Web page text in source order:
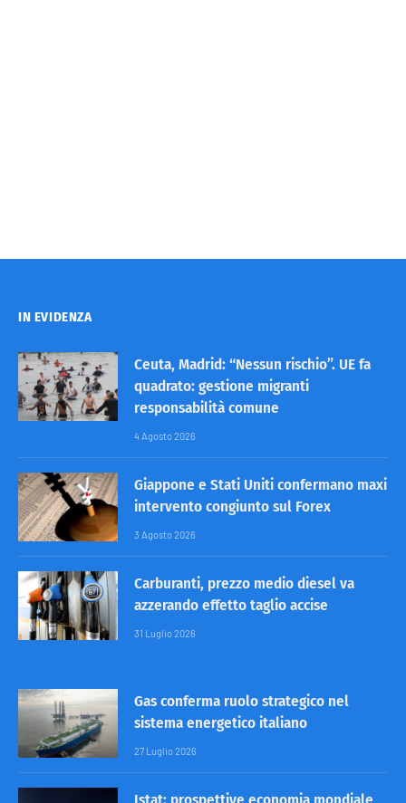
IN EVIDENZA
Ceuta, Madrid: “Nessun rischio”. UE fa
quadrato: gestione migranti
responsabilità comune
4 Agosto 2026
Giappone e Stati Uniti confermano maxi
intervento congiunto sul Forex
3 Agosto 2026
Carburanti, prezzo medio diesel va
azzerando effetto taglio accise
31 Luglio 2026
Gas conferma ruolo strategico nel
sistema energetico italiano
27 Luglio 2026